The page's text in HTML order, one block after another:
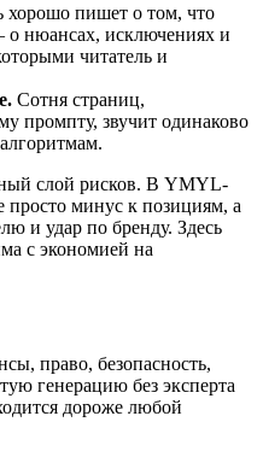
хорошо пишет о том, что
о нюансах, исключениях и
читатель и
Сотня страниц,
промпту, звучит одинаково
слой рисков. В YMYL-
минус к позициям, а
и удар по бренду. Здесь
с экономией на
право, безопасность,
генерацию без эксперта
дороже любой